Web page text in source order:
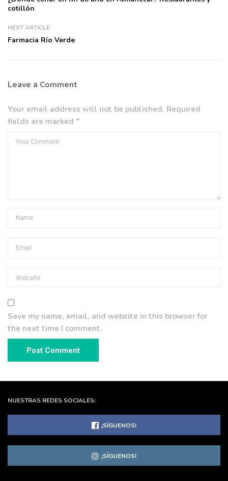
cotillón
NEXT ARTICLE
Farmacia Río Verde
Leave a Comment
Your email address will not be published. Required
fields are marked *
Save my name, email, and website in this browser for
the next time I comment.
NUESTRAS REDES SOCIALES:
¡SÍGUENOS!
¡SÍGUENOS!